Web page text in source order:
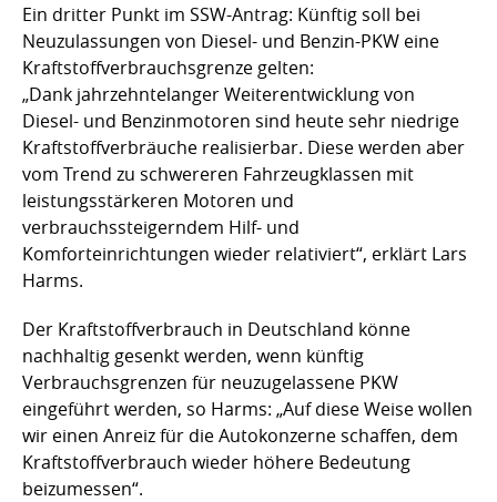
Ein dritter Punkt im SSW-Antrag: Künftig soll bei
Neuzulassungen von Diesel- und Benzin-PKW eine
Kraftstoffverbrauchsgrenze gelten:
„Dank jahrzehntelanger Weiterentwicklung von
Diesel- und Benzinmotoren sind heute sehr niedrige
Kraftstoffverbräuche realisierbar. Diese werden aber
vom Trend zu schwereren Fahrzeugklassen mit
leistungsstärkeren Motoren und
verbrauchssteigerndem Hilf- und
Komforteinrichtungen wieder relativiert“, erklärt Lars
Harms.
Der Kraftstoffverbrauch in Deutschland könne
nachhaltig gesenkt werden, wenn künftig
Verbrauchsgrenzen für neuzugelassene PKW
eingeführt werden, so Harms: „Auf diese Weise wollen
wir einen Anreiz für die Autokonzerne schaffen, dem
Kraftstoffverbrauch wieder höhere Bedeutung
beizumessen“.